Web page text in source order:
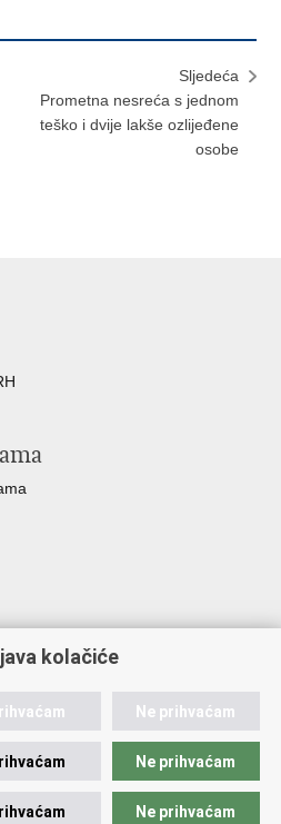
Sljedeća
Prometna nesreća s jednom
teško i dvije lakše ozlijeđene
osobe
kolačiće
Ne prihvaćam
Ne prihvaćam
Ne prihvaćam